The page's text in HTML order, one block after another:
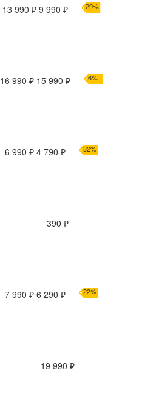
13 990 ₽ 9 990 ₽ 29%
16 990 ₽ 15 990 ₽ 6%
6 990 ₽ 4 790 ₽ 32%
390 ₽
7 990 ₽ 6 290 ₽ 22%
19 990 ₽